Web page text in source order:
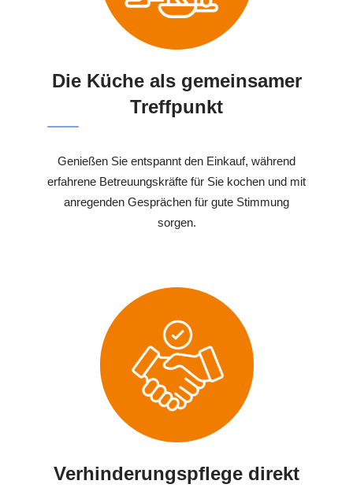
Die Küche als gemeinsamer
Treffpunkt
Genießen Sie entspannt den Einkauf, während
erfahrene Betreuungskräfte für Sie kochen und mit
anregenden Gesprächen für gute Stimmung
sorgen.
Verhinderungspflege direkt